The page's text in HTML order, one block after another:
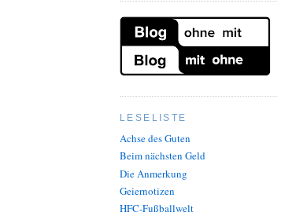
LESELISTE
Achse des Guten
Beim nächsten Geld
Die Anmerkung
Geiernotizen
HFC-Fußballwelt